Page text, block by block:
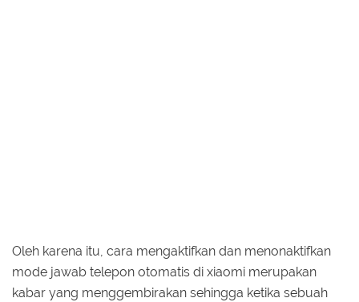
Oleh karena itu, cara mengaktifkan dan menonaktifkan
mode jawab telepon otomatis di xiaomi merupakan
kabar yang menggembirakan sehingga ketika sebuah